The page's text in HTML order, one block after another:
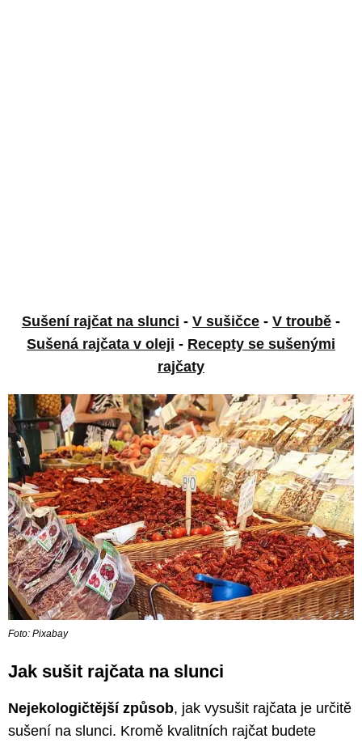
Sušení rajčat na slunci - V sušičce - V troubě -
Sušená rajčata v oleji - Recepty se sušenými
rajčaty
Foto: Pixabay
Jak sušit rajčata na slunci
Nejekologičtější způsob, jak vysušit rajčata je určitě
sušení na slunci. Kromě kvalitních rajčat budete